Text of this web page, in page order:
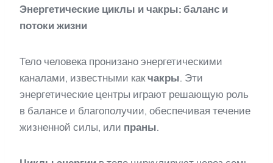
Энергетические циклы и чакры: баланс и
потоки жизни
Тело человека пронизано энергетическими
каналами, известными какчакры. Эти
энергетические центры играют решающую роль
в балансе и благополучии, обеспечивая течение
жизненной силы, или праны.